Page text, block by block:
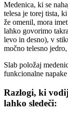
Medenica, ki se
telesa je torej tista,
že omenil, mora
lahko govorimo
levo in desno), v
močno telesno
Slab položaj
funkcionalne
Razlogi, ki
lahko sledeči: